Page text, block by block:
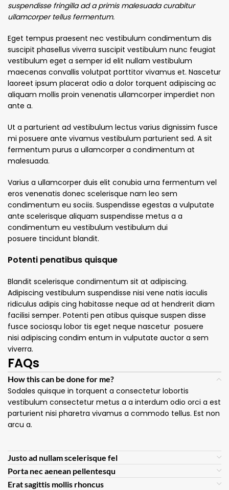
suspendisse fringilla ad a primis malesuada curabitur
ullamcorper tellus fermentum.
Eget tempus praesent nec vestibulum condimentum dis
suscipit phasellus viverra suscipit vestibulum nunc feugiat
vestibulum eget a semper id elit nullam vestibulum
maecenas convallis volutpat porttitor vivamus et. Nascetur
laoreet ipsum placerat odio a dolor torquent adipiscing ac
aliquam mollis proin venenatis ullamcorper imperdiet non
ante a.
Ut a parturient ad vestibulum lectus varius dignissim fusce
mi posuere ante vivamus vestibulum parturient sed. A sit
fermentum purus a ullamcorper a condimentum at
malesuada.
Varius a ullamcorper duis elit conubia urna fermentum vel
eros venenatis donec scelerisque nam leo sem
condimentum eu sociis. Suspendisse egestas a vulputate
ante scelerisque aliquam suspendisse metus a a
condimentum eu vestibulum vestibulum dui
posuere tincidunt blandit.
Potenti penatibus quisque
Blandit scelerisque condimentum sit at adipiscing.
Adipiscing vestibulum suspendisse nisi vene natis iaculis
ridiculus adipis cing habitasse neque ad at hendrerit diam
facilisi semper. Potenti pen atibus quisque suspen disse
fusce sociosqu lobor tis eget neque nascetur posuere
nisi adipiscing condim entum in vulputate auctor a sem
viverra.
FAQs
How this can be done for me?
Sodales quisque in torquent a consectetur lobortis
vestibulum consectetur metus a a interdum odio orci a est
parturient nisi pharetra vivamus a commodo tellus. Est non
arcu a.
Justo ad nullam scelerisque fel
Porta nec aenean pellentesqu
Erat sagittis mollis rhoncus